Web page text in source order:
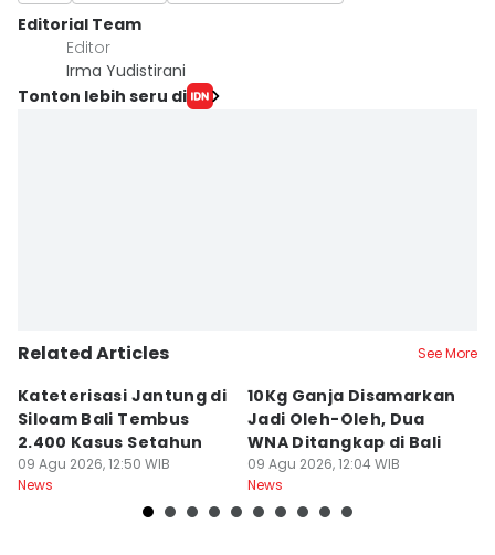
Editorial Team
Editor
Irma Yudistirani
Tonton lebih seru di
Related Articles See More
Kateterisasi Jantung di
Siloam Bali Tembus
2.400 Kasus Setahun
09 Agu 2026, 12:50 WIB
News
10Kg Ganja Disamarkan
Jadi Oleh-Oleh, Dua
WNA Ditangkap di Bali
09 Agu 2026, 12:04 WIB
News